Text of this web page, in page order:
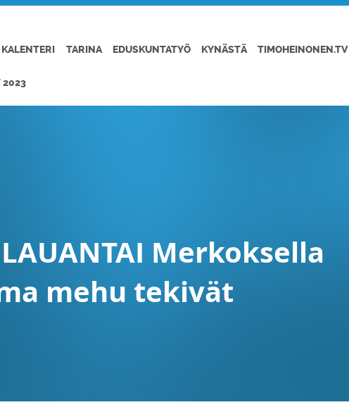
KALENTERI TARINA EDUSKUNTATYÖ KYNÄSTÄ TIMOHEINONEN.TV
2023
Merkoksella
mehu tekivät